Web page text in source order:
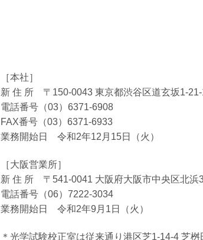
［本社］
新 住 所 〒150-0043 東京都渋谷区道玄坂1-
電話番号（03）6371-6908
FAX番号（03）6371-6933
業務開始日 令和2年12月15日（火）
［大阪営業所］
新 住 所 〒541-0041 大阪府大阪市中央区北浜
電話番号（06）7222-3034
業務開始日 令和2年9月1日（火）
＊光学試験校正室は従来通り港区芝1-14-4 芝